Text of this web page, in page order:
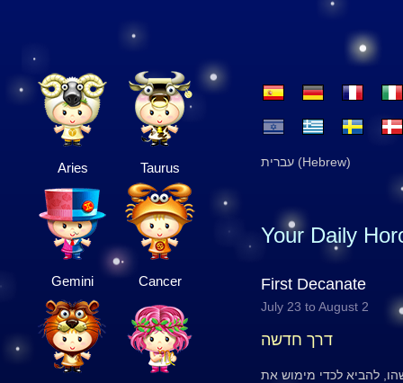
Aries Taurus
Gemini Cancer
עברית (Hebrew)
Your Daily
First Decanate
July 23 to August 2
דרך חדשה
להביא לכדי מימוש את